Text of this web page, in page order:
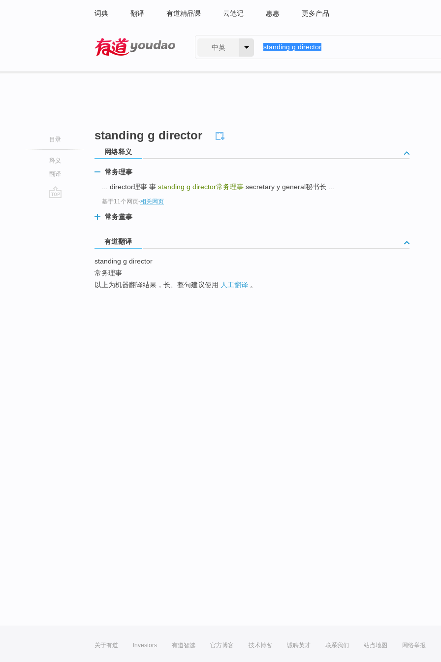
词典 翻译 有道精品课 云笔记 惠惠 更多产品
中英
目录
释义
翻译
standing g director
网络释义
常务理事
... director理事 事 standing g director常务理事 secretary y general秘书长 ...
基于11个网页-相关网页
常务董事
有道翻译
standing g director
常务理事
以上为机器翻译结果，长、整句建议使用 人工翻译 。
关于有道 Investors 有道智选 官方博客 技术博客 诚聘英才 联系我们 站点地图 网络举报